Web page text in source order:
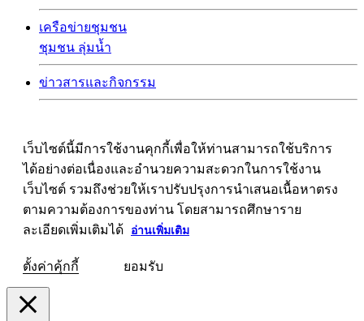
เครือข่ายชุมชน
ชุมชน ลุ่มน้ำ
ข่าวสารและกิจกรรม
เว็บไซต์นี้มีการใช้งานคุกกี้เพื่อให้ท่านสามารถใช้บริการ
ได้อย่างต่อเนื่องและอำนวยความสะดวกในการใช้งาน
เว็บไซต์ รวมถึงช่วยให้เราปรับปรุงการนำเสนอเนื้อหาตรง
ตามความต้องการของท่าน โดยสามารถศึกษาราย
ละเอียดเพิ่มเติมได้
อ่านเพิ่มเติม
ตั้งค่าคุ้กกี้ ยอมรับ